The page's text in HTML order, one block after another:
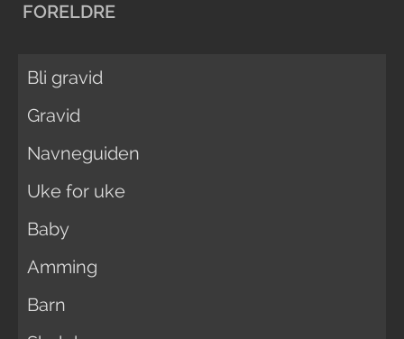
FORELDRE
Bli gravid
Gravid
Navneguiden
Uke for uke
Baby
Amming
Barn